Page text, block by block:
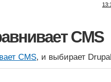
CMS
CMS, и выбирает